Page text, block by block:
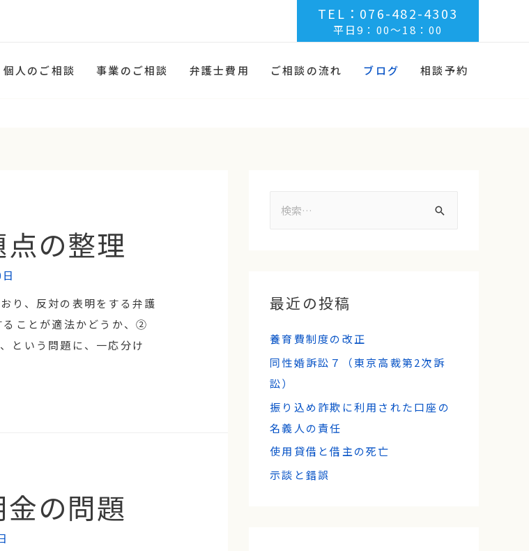
TEL：076-482-4303
平日9：00～18：00
個人のご相談 事業のご相談 弁護士費用 ご相談の流れ ブログ 相談予約
の整理
り、反対の表明をする弁護
ことが適法かどうか、②
という問題に、一応分け
の問題
最近の投稿
養育費制度の改正
同性婚訴訟７（東京高裁第2次訴
訟）
振り込め詐欺に利用された口座の
名義人の責任
使用貸借と借主の死亡
示談と錯誤